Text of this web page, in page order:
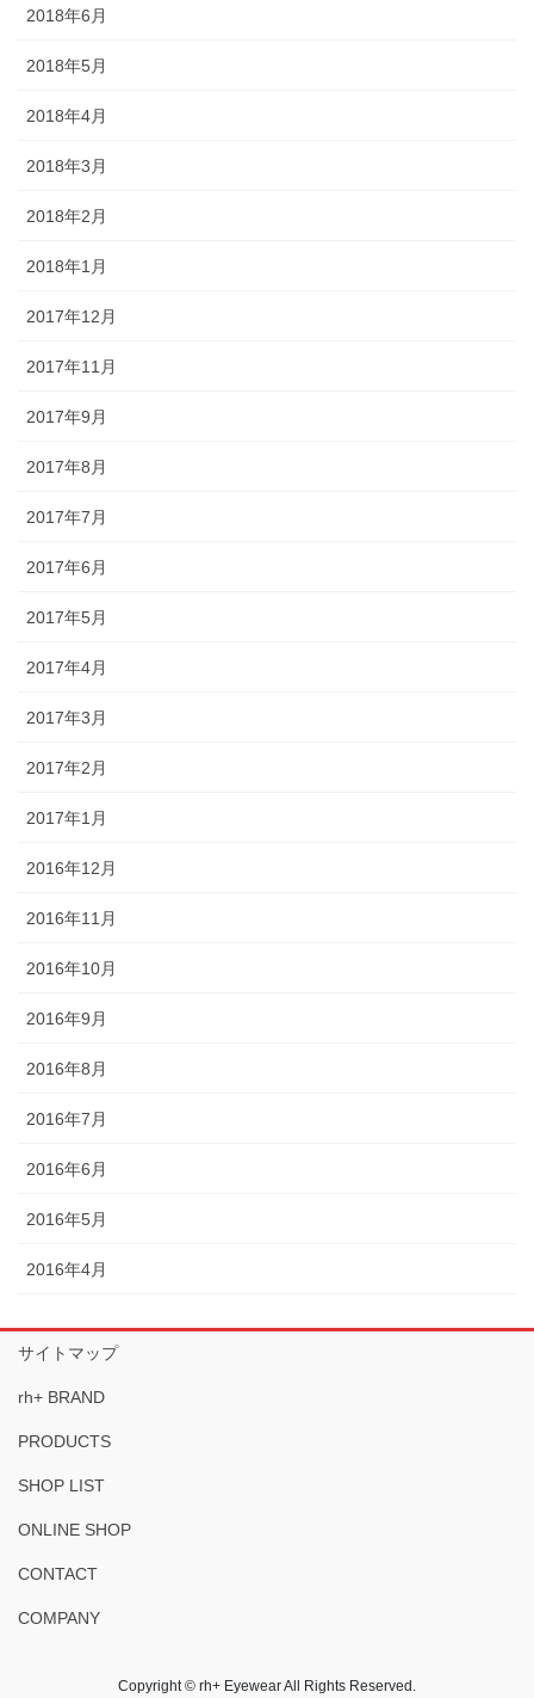
2018年6月
2018年5月
2018年4月
2018年3月
2018年2月
2018年1月
2017年12月
2017年11月
2017年9月
2017年8月
2017年7月
2017年6月
2017年5月
2017年4月
2017年3月
2017年2月
2017年1月
2016年12月
2016年11月
2016年10月
2016年9月
2016年8月
2016年7月
2016年6月
2016年5月
2016年4月
サイトマップ
rh+ BRAND
PRODUCTS
SHOP LIST
ONLINE SHOP
CONTACT
COMPANY
Copyright © rh+ Eyewear All Rights Reserved.